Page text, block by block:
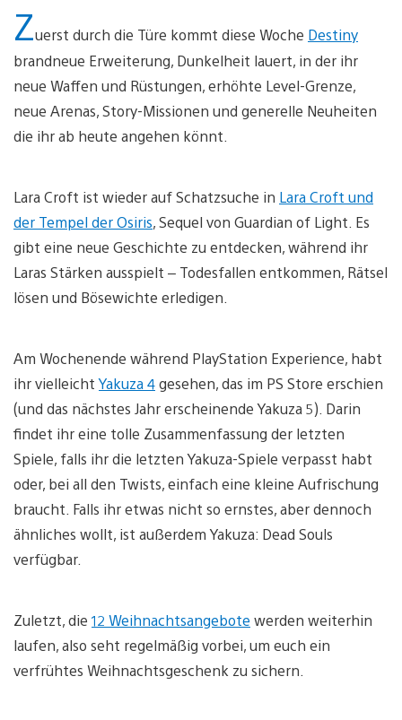
Zuerst durch die Türe kommt diese Woche Destiny
brandneue Erweiterung, Dunkelheit lauert, in der ihr
neue Waffen und Rüstungen, erhöhte Level-Grenze,
neue Arenas, Story-Missionen und generelle Neuheiten
die ihr ab heute angehen könnt.
Lara Croft ist wieder auf Schatzsuche in Lara Croft und
der Tempel der Osiris, Sequel von Guardian of Light. Es
gibt eine neue Geschichte zu entdecken, während ihr
Laras Stärken ausspielt – Todesfallen entkommen, Rätsel
lösen und Bösewichte erledigen.
Am Wochenende während PlayStation Experience, habt
ihr vielleichtYakuza 4gesehen, das im PS Store erschien
(und das nächstes Jahr erscheinende Yakuza 5). Darin
findet ihr eine tolle Zusammenfassung der letzten
Spiele, falls ihr die letzten Yakuza-Spiele verpasst habt
oder, bei all den Twists, einfach eine kleine Aufrischung
braucht. Falls ihr etwas nicht so ernstes, aber dennoch
ähnliches wollt, ist außerdem Yakuza: Dead Souls
verfügbar.
Zuletzt, die 12 Weihnachtsangebote werden weiterhin
laufen, also seht regelmäßig vorbei, um euch ein
verfrühtes Weihnachtsgeschenk zu sichern.